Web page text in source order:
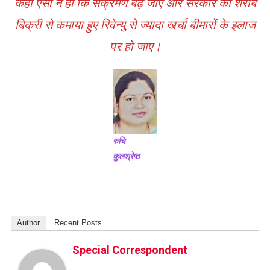
कहीं ऐसा न हो कि संक्रमण बढ़ जाए और सरकार का शराब
बिक्री से कमाया हुए रिवेन्यु से ज्यादा खर्चा बीमारों के इलाज
पर हो जाए।
रुचि
कुलश्रेष्ठ
Author Recent Posts
Special Correspondent